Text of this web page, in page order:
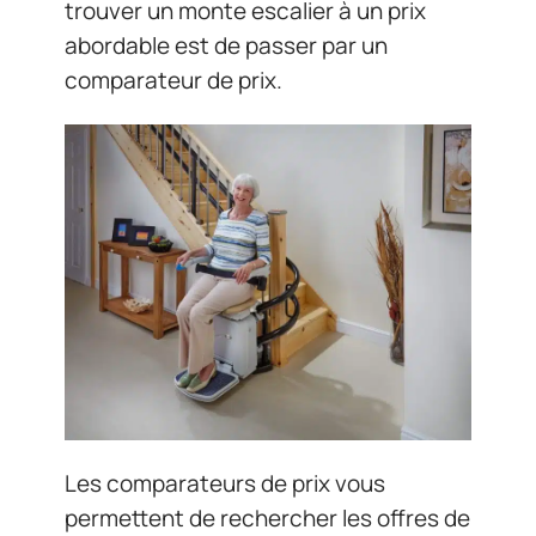
trouver un monte escalier à un prix
abordable est de passer par un
comparateur de prix.
Les comparateurs de prix vous
permettent de rechercher les offres de